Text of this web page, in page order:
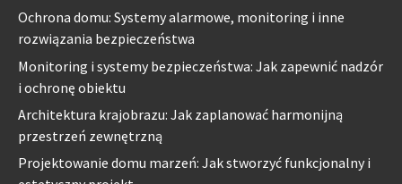
Ochrona domu: Systemy alarmowe, monitoring i inne
rozwiązania bezpieczeństwa
Monitoring i systemy bezpieczeństwa: Jak zapewnić nadzór
i ochronę obiektu
Architektura krajobrazu: Jak zaplanować harmonijną
przestrzeń zewnętrzną
Projektowanie domu marzeń: Jak stworzyć funkcjonalny i